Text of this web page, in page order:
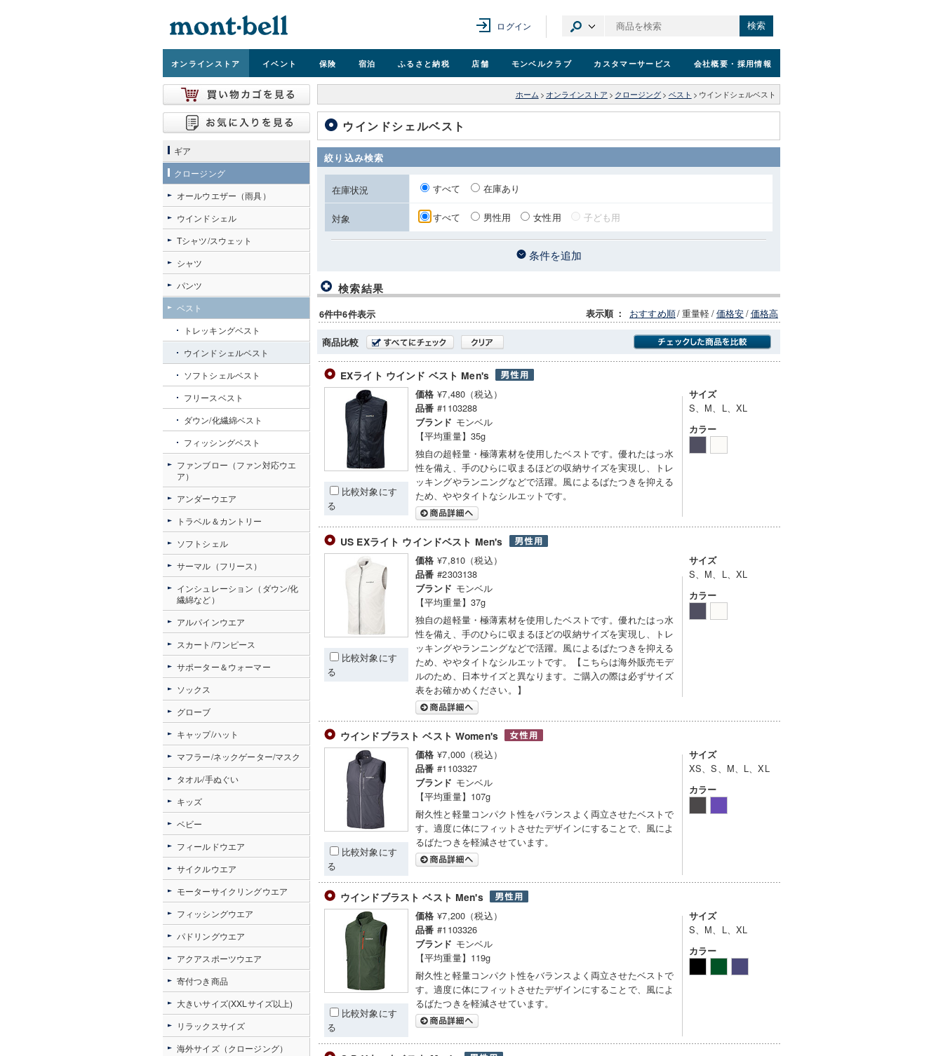
ログイン 検索
オンラインストア イベント 保険 宿泊 ふるさと納税 店舗 モンベルクラブ カスタマーサービス 会社概要 ・採用情報
ホーム > オンラインストア > クロージング > ベスト > ウインドシェルベスト
ウインドシェルベスト
絞り込み検索
在庫状況 すべて 在庫あり
対象 すべて 男性用 女性用 子ども用
条件を追加
検索結果
6件中6件表示 表示順 ： おすすめ順/重量軽/価格安/価格高
商品比較
EXライト ウインド ベスト Men's
比較対象にす
る
価格 ¥7,480（税込）
品番 #1103288
ブランド モンベル
【平均重量】35g
独自の超軽量・極薄素材を使用したベストです。優れたはっ水
性を備え、手のひらに収まるほどの収納サイズを実現し、トレ
ッキングやランニングなどで活躍。風によるばたつきを抑える
ため、ややタイトなシルエットです。
サイズ
S、M、L、XL
カラー
US EXライト ウインドベスト Men's
比較対象にす
る
価格 ¥7,810（税込）
品番 #2303138
ブランド モンベル
【平均重量】37g
独自の超軽量・極薄素材を使用したベストです。優れたはっ水
性を備え、手のひらに収まるほどの収納サイズを実現し、トレ
ッキングやランニングなどで活躍。風によるばたつきを抑える
ため、ややタイトなシルエットです。【こちらは海外販売モデ
ルのため、日本サイズと異なります。ご購入の際は必ずサイズ
表をお確かめください。】
サイズ
S、M、L、XL
カラー
ウインドブラスト ベスト Women's
比較対象にす
る
価格 ¥7,000（税込）
品番 #1103327
ブランド モンベル
【平均重量】107g
耐久性と軽量コンパクト性をバランスよく両立させたベストで
す。適度に体にフィットさせたデザインにすることで、風によ
るばたつきを軽減させています。
サイズ
XS、S、M、L、XL
カラー
ウインドブラスト ベスト Men's
比較対象にす
る
価格 ¥7,200（税込）
品番 #1103326
ブランド モンベル
【平均重量】119g
耐久性と軽量コンパクト性をバランスよく両立させたベストで
す。適度に体にフィットさせたデザインにすることで、風によ
るばたつきを軽減させています。
サイズ
S、M、L、XL
カラー
ギア
クロージング
オールウエザー（雨具）
ウインドシェル
Tシャツ/スウェット
シャツ
パンツ
ベスト
トレッキングベスト
ウインドシェルベスト
ソフトシェルベスト
フリースベスト
ダウン/化繊綿ベスト
フィッシングベスト
ファンブロー（ファン対応ウエ
ア）
アンダーウエア
トラベル＆カントリー
ソフトシェル
サーマル（フリース）
インシュレーション（ダウン/化
繊綿など）
アルパインウエア
スカート/ワンピース
サポーター＆ウォーマー
ソックス
グローブ
キャップ/ハット
マフラー/ネックゲーター/マスク
タオル/手ぬぐい
キッズ
ベビー
フィールドウエア
サイクルウエア
モーターサイクリングウエア
フィッシングウエア
パドリングウエア
アクアスポーツウエア
寄付つき商品
大きいサイズ(XXLサイズ以上)
リラックスサイズ
海外サイズ（クロージング）